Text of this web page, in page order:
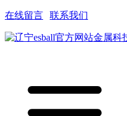
在线留言 联系我们